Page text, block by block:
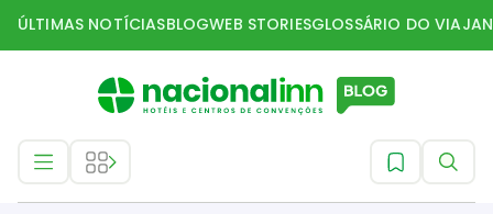
ÚLTIMAS NOTÍCIASBLOGWEB STORIESGLOSSÁRIO DO